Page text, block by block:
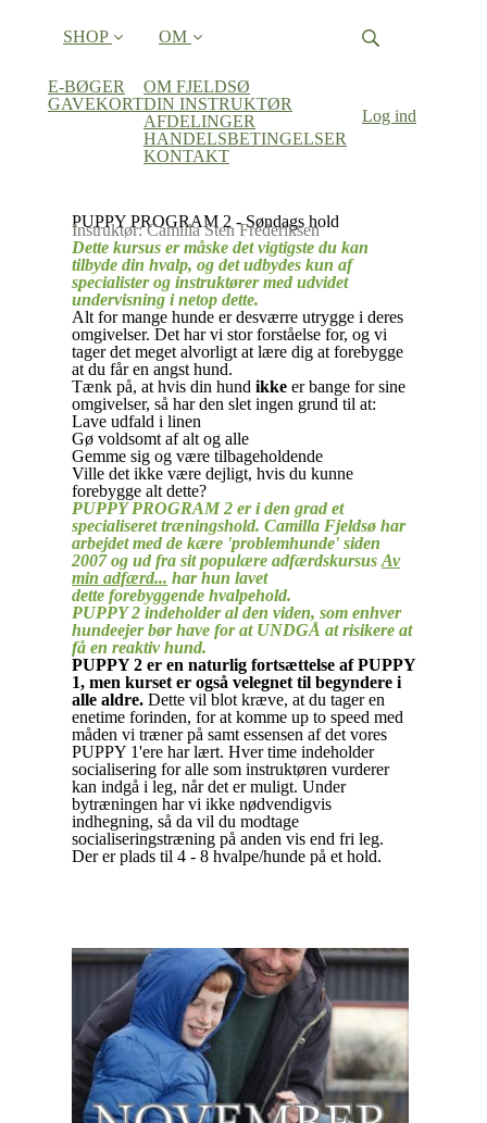
SHOP
E-BØGER
GAVEKORT
OM
OM FJELDSØ
DIN INSTRUKTØR
AFDELINGER
HANDELSBETINGELSER
KONTAKT
Log ind
PUPPY PROGRAM 2 - Søndags hold
Instruktør: Camilla Sten Frederiksen
Dette kursus er måske det vigtigste du kan
tilbyde din hvalp, og det udbydes kun af
specialister og instruktører med udvidet
undervisning i netop dette.
Alt for mange hunde er desværre utrygge i deres
omgivelser. Det har vi stor forståelse for, og vi
tager det meget alvorligt at lære dig at forebygge
at du får en angst hund.
Tænk på, at hvis din hund ikke er bange for sine
omgivelser, så har den slet ingen grund til at:
Lave udfald i linen
Gø voldsomt af alt og alle
Gemme sig og være tilbageholdende
Ville det ikke være dejligt, hvis du kunne
forebygge alt dette?
PUPPY PROGRAM 2 er i den grad et
specialiseret træningshold. Camilla Fjeldsø har
arbejdet med de kære 'problemhunde' siden
2007 og ud fra sit populære adfærdskursus Av
min adfærd... har hun lavet
dette forebyggende hvalpehold.
PUPPY 2 indeholder al den viden, som enhver
hundeejer bør have for at UNDGÅ at risikere at
få en reaktiv hund.
PUPPY 2 er en naturlig fortsættelse af PUPPY
1, men kurset er også velegnet til begyndere i
alle aldre. Dette vil blot kræve, at du tager en
enetime forinden, for at komme up to speed med
måden vi træner på samt essensen af det vores
PUPPY 1'ere har lært. Hver time indeholder
socialisering for alle som instruktøren vurderer
kan indgå i leg, når det er muligt. Under
bytræningen har vi ikke nødvendigvis
indhegning, så da vil du modtage
socialiseringstræning på anden vis end fri leg.
Der er plads til 4 - 8 hvalpe/hunde på et hold.